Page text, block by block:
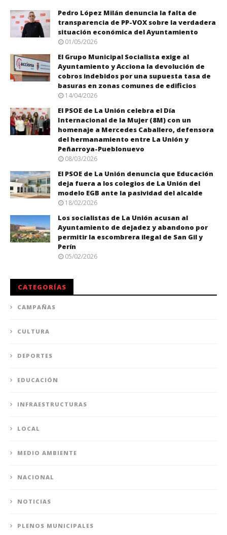
Pedro López Milán denuncia la falta de
transparencia de PP-VOX sobre la verdadera
situación económica del Ayuntamiento
01/05/2026
El Grupo Municipal Socialista exige al
Ayuntamiento y Acciona la devolución de
cobros indebidos por una supuesta tasa de
basuras en zonas comunes de edificios
14/04/2026
El PSOE de La Unión celebra el Día
Internacional de la Mujer (8M) con un
homenaje a Mercedes Caballero, defensora
del hermanamiento entre La Unión y
Peñarroya-Pueblonuevo
08/03/2026
El PSOE de La Unión denuncia que Educación
deja fuera a los colegios de La Unión del
modelo EGB ante la pasividad del alcalde
18/02/2026
Los socialistas de La Unión acusan al
Ayuntamiento de dejadez y abandono por
permitir la escombrera ilegal de San Gil y
Perín
05/02/2026
CATEGORÍAS
CAMPAÑAS
CULTURA
DEPORTES
EDUCACIÓN
INFRAESTRUCTURAS
LOCAL
MEDIO AMBIENTE
NACIONAL
NOTICIAS
PLENOS MUNICIPALES